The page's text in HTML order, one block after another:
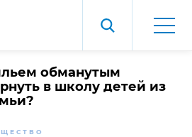
обманутым
в школу детей из